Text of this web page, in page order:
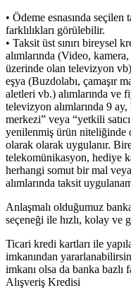
• Ödeme esnasında
farklılıkları görülebilir.
• Taksit üst sınırı bireysel
alımlarında (Video,
üzerinde olan televizyon
eşya (Buzdolabı, çamaşır
aletleri vb.) alımlarında ve
televizyon alımlarında 9
merkezi” veya “yetkili
yenilenmiş ürün niteliğinde
olarak olarak uygulanır.
telekomünikasyon, hediye
herhangi somut bir mal
alımlarında taksit
Anlaşmalı olduğumuz
seçeneği ile hızlı, kolay
Ticari kredi kartları ile
imkanından
imkanı olsa da banka bazlı
Alışveriş Kredisi